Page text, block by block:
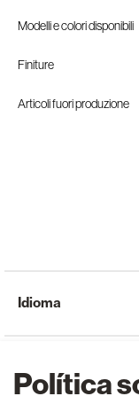
Política
Modelli e colori disponibili
Finiture
Articoli fuori produzione
Idioma